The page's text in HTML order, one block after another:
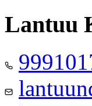
Lantuu